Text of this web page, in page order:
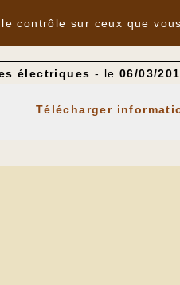
électriques - le 06/03/
Télécharger
contrôle sur ceux que